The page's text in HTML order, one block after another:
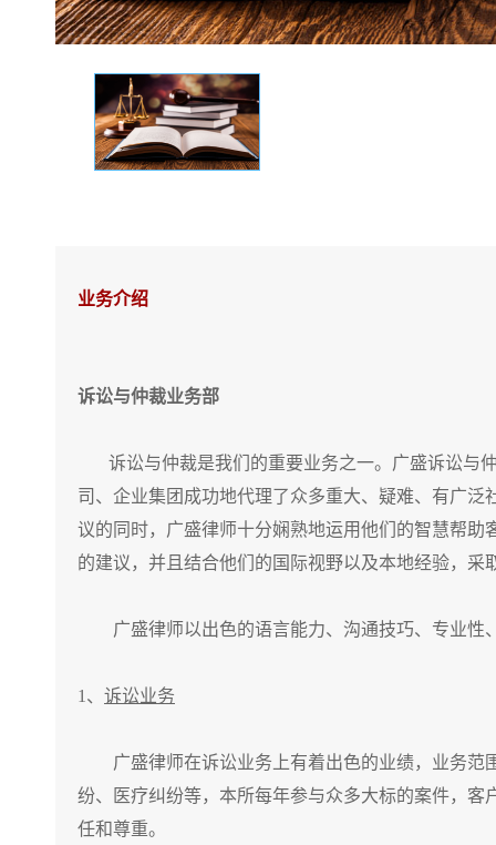
业务介绍
诉讼与仲裁业务部
诉讼与仲裁是我们的重要业务之一。广盛诉讼与仲
司、企业集团成功地代理了众多重大、疑难、有广
议的同时，广盛律师十分娴熟地运用他们的智慧帮
的建议，并且结合他们的国际视野以及本地经验，
广盛律师以出色的语言能力、沟通技巧、专业性
1、 诉讼业务
广盛律师在诉讼业务上有着出色的业绩，业务范
纷、医疗纠纷等，本所每年参与众多大标的案件，
任和尊重。